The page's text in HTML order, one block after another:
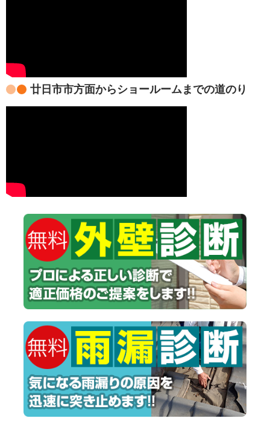
廿日市市方面からショールームまでの道のり